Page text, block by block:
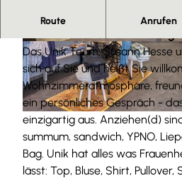
© Anna Meurer |CC-BY-SA
© Anna Meurer |CC-BY-SA ©
Route Anrufen
Mögen Sie eine entspannte
Das Unik Team, Susann Hesse
sich auf Sie und heißt Sie
Wohnzimmeratmosphäre,
ein persönliches Gespräch -
einzigartig aus. Anziehen(d)
summum, sandwich, YPNO,
Bag. Unik hat alles was
lässt: Top, Bluse, Shirt, Pullover,